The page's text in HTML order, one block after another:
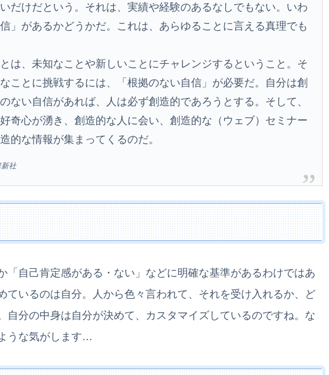
だけだという。それは、実績や経験のあるなしでもない。いわ
」があるかどうかだ。これは、あらゆることに言える真理でも
は、未知なことや新しいことにチャレンジするということ。そ
ことに挑戦するには、「根拠のない自信」が必要だ。自分は創
ない自信があれば、人は必ず創造的であろうとする。そして、
奇心が湧き、創造的な人に会い、創造的な（ウェブ）セミナー
的な情報が集まってくるのだ。
社
「自己肯定感がある・ない」などに明確な基準があるわけではあ
ているのは自分。人から色々言われて、それを受け入れるか、ど
自分の中身は自分が決めて、カスタマイズしているのですね。な
うな気がします…